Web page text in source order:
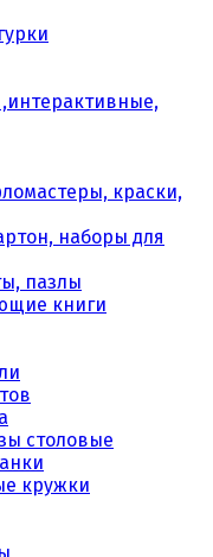
краски,
наборы для
пазлы
книги
столовые
кружки